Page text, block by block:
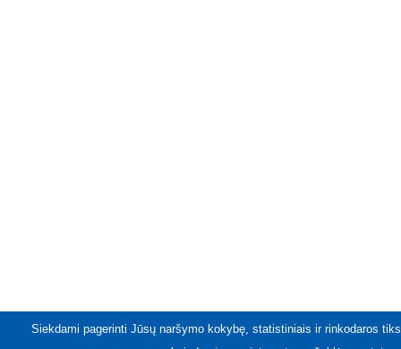
Siekdami pagerinti Jūsų naršymo kokybę, statistiniais ir rinkodaros